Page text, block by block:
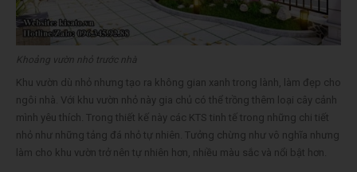
Khoảng vườn nhỏ trước nhà
Khu vườn dù nhỏ nhưng tạo ra không gian xanh trong lành, làm đẹp cho
ngôi nhà. Với khu vườn nhỏ này gia chủ có thể trồng thêm loại cây cảnh
mình yêu thích. Trong thiết kế này các KTS tinh tế trong những chi tiết
nhỏ như những tảng đá nhỏ tự nhiên. Tưởng chừng như vô nghĩa nhưng
làm cho khu vườn trở nên tự nhiên hơn, nhiều màu sắc và nổi bật hơn.